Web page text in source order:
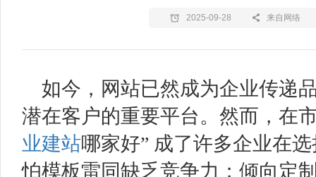
2025-09-28 来自网络
如今，网站已然成为企业传递
潜在客户的重要平台。然而，在
业建站哪家好” 成了许多企业在
怕模板雷同缺乏竞争力；倾向定